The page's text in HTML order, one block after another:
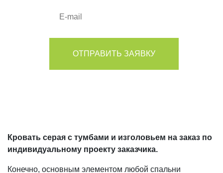
ОТПРАВИТЬ ЗАЯВКУ
Кровать серая с тумбами и изголовьем на заказ по
индивидуальному проекту заказчика.
Конечно, основным элементом любой спальни